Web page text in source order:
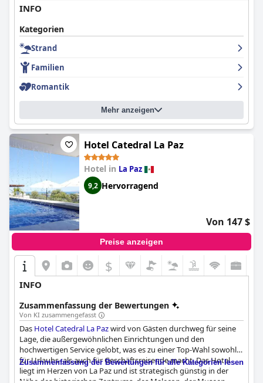
INFO
Kategorien
Strand
Familien
Romantik
Mehr anzeigen
Hotel Catedral La Paz
Hotel in La Paz
9,2 Hervorragend
Von 147 $
Preise anzeigen
$
INFO
Zusammenfassung der Bewertungen
Von KI zusammengefasst
Das Hotel Catedral La Pazwird von Gästen durchweg für seine
Lage, die außergewöhnlichen Einrichtungen und den
hochwertigen Service gelobt, was es zu einer Top-Wahl sowohl
für Urlaubs- als auch für Geschäftsreisende macht. Das Hotel
liegt im Herzen von La Paz und ist strategisch günstig in der
Zusammenfassung der Bewertungen für alle Kategorien lesen